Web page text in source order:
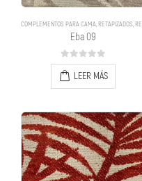
COMPLEMENTOS PARA CAMA,RETAPIZADOS,RETAPIZADOS
Eba 09
0out of 5
LEER MÁS